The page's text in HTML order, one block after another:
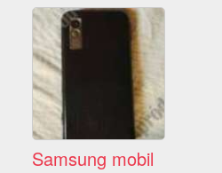
Samsung mobil